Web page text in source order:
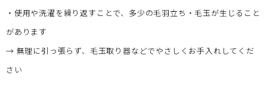
・使用や洗濯を繰り返すことで、多少の毛羽立ち・毛玉が生じること
があります
→ 無理に引っ張らず、毛玉取り器などでやさしくお手入れしてくだ
さい